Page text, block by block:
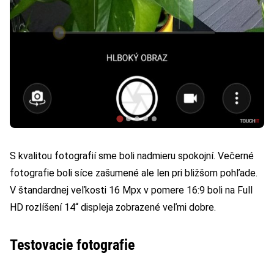
S kvalitou fotografií sme boli nadmieru spokojní. Večerné
fotografie boli síce zašumené ale len pri bližšom pohľade.
V štandardnej veľkosti 16 Mpx v pomere 16:9 boli na Full
HD rozlíšení 14“ displeja zobrazené veľmi dobre.
Testovacie fotografie